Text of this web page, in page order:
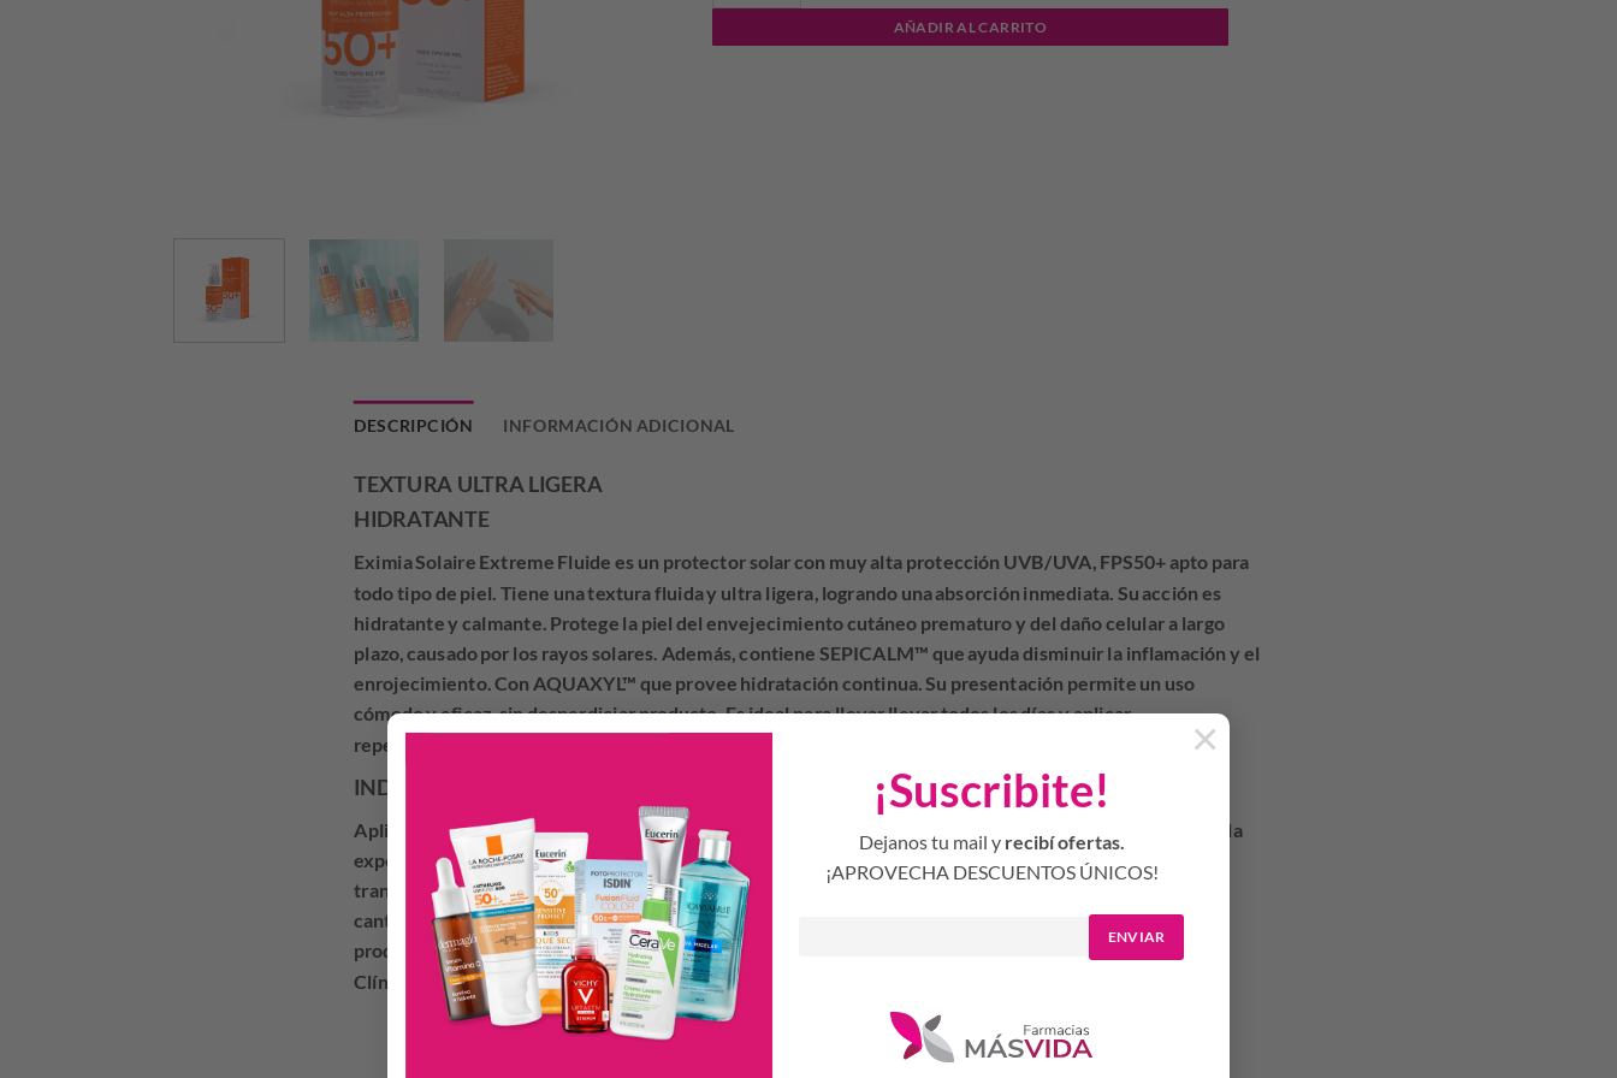
¡Suscribite!
Dejanos tu mail y recibí ofertas.
¡APROVECHA DESCUENTOS ÚNICOS!
ENVIAR
×
AÑADIR AL CARRITO
DESCRIPCIÓN INFORMACIÓN ADICIONAL
TEXTURA ULTRA LIGERA
HIDRATANTE
Eximia Solaire Extreme Fluide es un protector solar con muy alta protección UVB/UVA, FPS50+ apto para
todo tipo de piel. Tiene una textura fluida y ultra ligera, logrando una absorción inmediata. Su acción es
hidratante y calmante. Protege la piel del envejecimiento cutáneo prematuro y del daño celular a largo
plazo, causado por los rayos solares. Además, contiene SEPICALM™ que ayuda disminuir la inflamación y el
enrojecimiento. Con AQUAXYL™ que provee hidratación continua. Su presentación permite un uso
cómodo y eficaz, sin desperdiciar producto. Es ideal para llevar llevar todos los días y aplicar
repetidamente durante el día.
INDICACIONES
Aplicar generosamente la crema fluida sobre la piel del rostro, cuello y escote treinta minutos antes de la
exposición solar. Reaplicar cada dos horas para mantener la protección, especialmente luego de nadar,
transpirar o secar la piel. Es necesaria la reaplicación del producto para mantener su efectividad. Si la
cantidad aplicada no fuera la adecuada, el nivel de protección se reducirá significativamente. Este
producto no ofrece ninguna protección contra la insolación. Ayuda a prevenir las quemaduras solares.
Clínica y dermatológicamente testeado. Hipoalergénico.